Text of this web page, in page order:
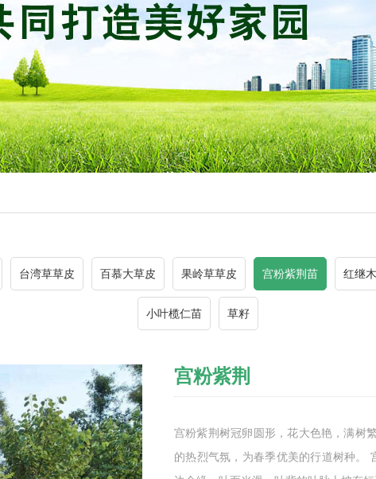
台湾草草皮 百慕大草皮 果岭草草皮 宫粉紫荆苗 红继
小叶榄仁苗 草籽
宫粉紫荆
宫粉紫荆树冠卵圆形，花大色艳，满树
的热烈气氛，为春季优美的行道树种。